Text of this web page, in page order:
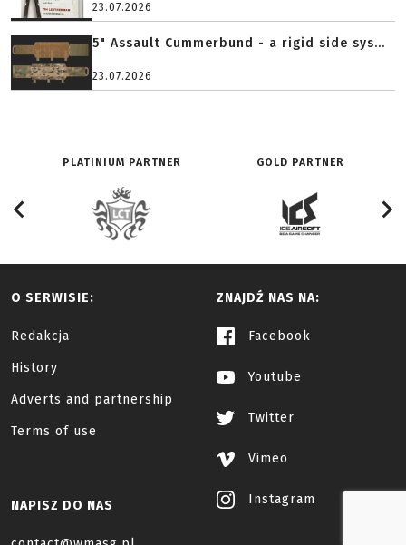
23.07.2026
5" Assault Cummerbund - a rigid side sys...
23.07.2026
PLATINIUM PARTNER GOLD PARTNER
O SERWISIE:
Redakcja
History
Adverts and partnership
Terms of use
ZNAJDŹ NAS NA:
Facebook
Youtube
Twitter
Vimeo
Instagram
NAPISZ DO NAS